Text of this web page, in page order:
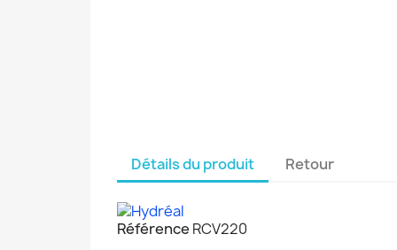
Détails du produit Retour
Référence RCV220